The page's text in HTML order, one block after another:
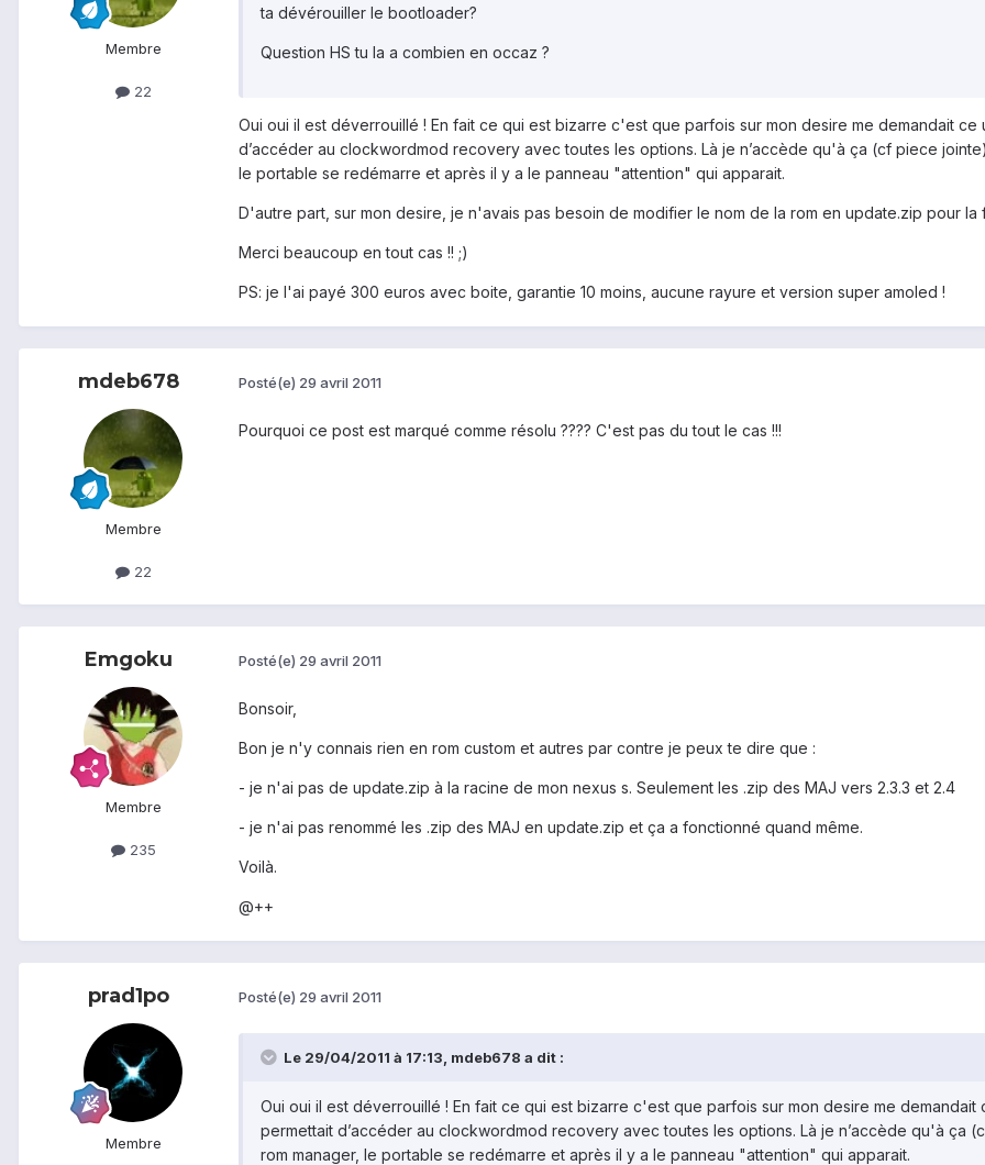
Membre
22
ta dévérouiller le bootloader?
Question HS tu la a combien en occaz ?
Oui oui il est déverrouillé ! En fait ce qui est bizarre c'est que parfois sur mon desire me demandait
d’accéder au clockwordmod recovery avec toutes les options. Là je n’accède qu'à ça (cf piece
le portable se redémarre et après il y a le panneau "attention" qui apparait.
D'autre part, sur mon desire, je n'avais pas besoin de modifier le nom de la rom en update.zip pour la
Merci beaucoup en tout cas !! ;)
PS: je l'ai payé 300 euros avec boite, garantie 10 moins, aucune rayure et version super amoled !
mdeb678
Membre
22
Posté(e) 29 avril 2011
Pourquoi ce post est marqué comme résolu ???? C'est pas du tout le cas !!!
Emgoku
Membre
235
Posté(e) 29 avril 2011
Bonsoir,
Bon je n'y connais rien en rom custom et autres par contre je peux te dire que :
- je n'ai pas de update.zip à la racine de mon nexus s. Seulement les .zip des MAJ vers 2.3.3 et 2.4
- je n'ai pas renommé les .zip des MAJ en update.zip et ça a fonctionné quand même.
Voilà.
@++
prad1po
Membre
Posté(e) 29 avril 2011
Le 29/04/2011 à 17:13, mdeb678 a dit :
Oui oui il est déverrouillé ! En fait ce qui est bizarre c'est que parfois sur mon desire me
permettait d’accéder au clockwordmod recovery avec toutes les options. Là je n’accède qu'à ça
rom manager, le portable se redémarre et après il y a le panneau "attention" qui apparait.